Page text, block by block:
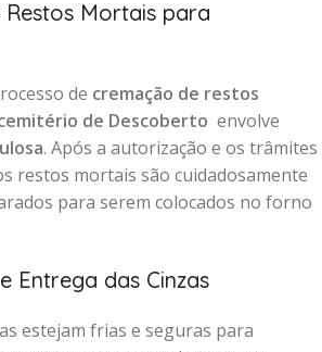
Mortais para
de cremação de restos
de Descoberto envolve
. Após a autorização e os trâmites
restos mortais são cuidadosamente
para serem colocados no forno
Entrega das Cinzas
estejam frias e seguras para